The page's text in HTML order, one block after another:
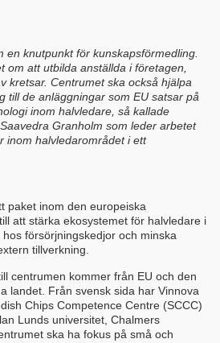
en knutpunkt för kunskapsförmedling.
om att utbilda anställda i företagen,
kretsar. Centrumet ska också hjälpa
till de anläggningar som EU satsar på
inom halvledare, så kallade
Granholm som leder arbetet
inom halvledarområdet i ett
paket inom den europeiska
att stärka ekosystemet för halvledare i
försörjningskedjor och minska
tillverkning.
centrumen kommer från EU och den
landet. Från svensk sida har Vinnova
Chips Competence Centre (SCCC)
Lunds universitet, Chalmers
ska ha fokus på små och